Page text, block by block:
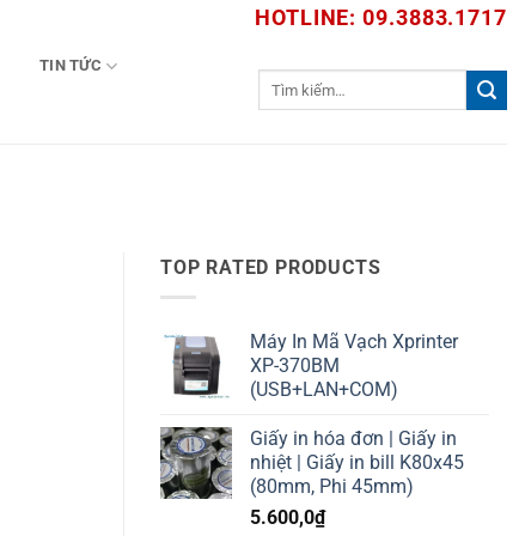
HOTLINE: 09.3883.1717
TIN TỨC
TOP RATED PRODUCTS
Máy In Mã Vạch Xprinter
XP-370BM
(USB+LAN+COM)
Giấy in hóa đơn | Giấy in
nhiệt | Giấy in bill K80x45
(80mm, Phi 45mm)
5.600,0₫